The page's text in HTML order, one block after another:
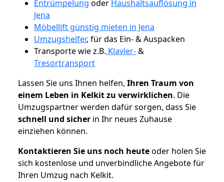
Entrümpelung oder Haushaltsauflösung in
Jena
Möbellift günstig mieten in Jena
Umzugshelfer, für das Ein- & Auspacken
Transporte wie z.B. Klavier-&
Tresortransport
Lassen Sie uns Ihnen helfen, Ihren Traum von
einem Leben in Kelkit zu verwirklichen. Die
Umzugspartner werden dafür sorgen, dass Sie
schnell und sicher in Ihr neues Zuhause
einziehen können.
Kontaktieren Sie uns noch heuteoder holen Sie
sich kostenlose und unverbindliche Angebote für
Ihren Umzug nach Kelkit.